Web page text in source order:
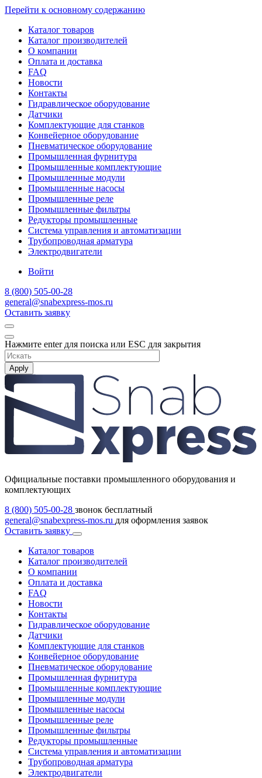
Перейти к основному содержанию
Каталог товаров
Каталог производителей
О компании
Оплата и доставка
FAQ
Новости
Контакты
Гидравлическое оборудование
Датчики
Комплектующие для станков
Конвейерное оборудование
Пневматическое оборудование
Промышленная фурнитура
Промышленные комплектующие
Промышленные модули
Промышленные насосы
Промышленные реле
Промышленные фильтры
Редукторы промышленные
Система управления и автоматизации
Трубопроводная арматура
Электродвигатели
Войти
8 (800) 505-00-28
general@snabexpress-mos.ru
Оставить заявку
Нажмите enter для поиска или ESC для закрытия
Apply
Официальные поставки промышленного оборудования и
комплектующих
8 (800) 505-00-28 звонок бесплатный
general@snabexpress-mos.ru для оформления заявок
Оставить заявку
Каталог товаров
Каталог производителей
О компании
Оплата и доставка
FAQ
Новости
Контакты
Гидравлическое оборудование
Датчики
Комплектующие для станков
Конвейерное оборудование
Пневматическое оборудование
Промышленная фурнитура
Промышленные комплектующие
Промышленные модули
Промышленные насосы
Промышленные реле
Промышленные фильтры
Редукторы промышленные
Система управления и автоматизации
Трубопроводная арматура
Электродвигатели